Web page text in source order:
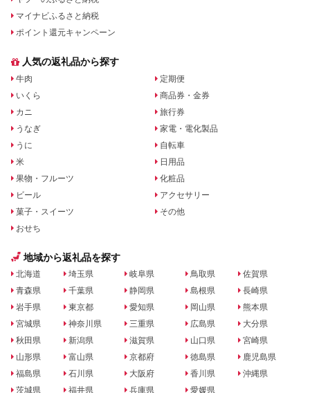
マイナビふるさと納税
ポイント還元キャンペーン
人気の返礼品から探す
牛肉
いくら
カニ
うなぎ
うに
米
果物・フルーツ
ビール
菓子・スイーツ
おせち
定期便
商品券・金券
旅行券
家電・電化製品
自転車
日用品
化粧品
アクセサリー
その他
地域から返礼品を探す
北海道
青森県
岩手県
宮城県
秋田県
山形県
福島県
茨城県
埼玉県
千葉県
東京都
神奈川県
新潟県
富山県
石川県
福井県
岐阜県
静岡県
愛知県
三重県
滋賀県
京都府
大阪府
兵庫県
鳥取県
島根県
岡山県
広島県
山口県
徳島県
香川県
愛媛県
佐賀県
長崎県
熊本県
大分県
宮崎県
鹿児島県
沖縄県